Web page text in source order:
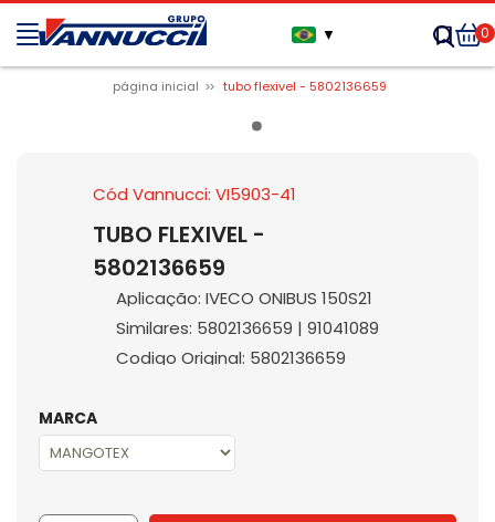
▼ 0
página inicial tubo flexivel - 5802136659
Cód Vannucci: VI5903-41
TUBO FLEXIVEL -
5802136659
Aplicação: IVECO ONIBUS 150S21
Similares: 5802136659 | 91041089
Codigo Original: 5802136659
MARCA